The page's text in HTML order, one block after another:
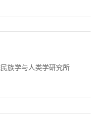
族学与人类学研究所